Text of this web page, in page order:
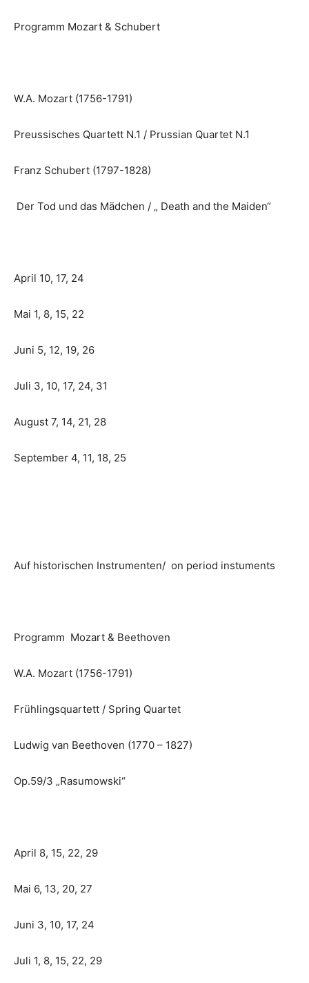
Programm Mozart & Schubert
W.A. Mozart (1756-1791)
Preussisches Quartett N.1 / Prussian Quartet N.1
Franz Schubert (1797-1828)
Der Tod und das Mädchen / „ Death and the Maiden“
April 10, 17, 24
Mai 1, 8, 15, 22
Juni 5, 12, 19, 26
Juli 3, 10, 17, 24, 31
August 7, 14, 21, 28
September 4, 11, 18, 25
Auf historischen Instrumenten/ on period instuments
Programm Mozart & Beethoven
W.A. Mozart (1756-1791)
Frühlingsquartett / Spring Quartet
Ludwig van Beethoven (1770 – 1827)
Op.59/3 „Rasumowski“
April 8, 15, 22, 29
Mai 6, 13, 20, 27
Juni 3, 10, 17, 24
Juli 1, 8, 15, 22, 29